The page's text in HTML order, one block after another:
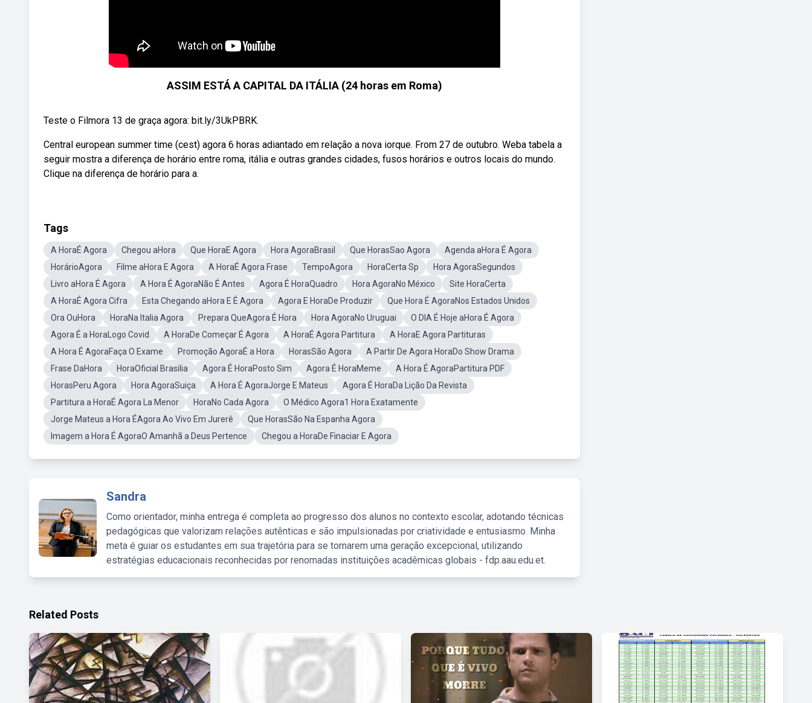
ASSIM ESTÁ A CAPITAL DA ITÁLIA (24 horas em Roma)
Teste o Filmora 13 de graça agora: bit.ly/3UkPBRK.
Central european summer time (cest) agora 6 horas adiantado em relação a nova iorque. From 27 de outubro. Weba tabela a
seguir mostra a diferença de horário entre roma, itália e outras grandes cidades, fusos horários e outros locais do mundo.
Clique na diferença de horário para a.
Tags
A HoraÉ Agora Chegou aHora Que HoraE Agora Hora AgoraBrasil Que HorasSao Agora
Agenda aHora É Agora
HorárioAgora
Filme aHora E Agora A HoraÉ Agora Frase TempoAgora HoraCerta Sp
Hora AgoraSegundos
Livro aHora É Agora
A Hora É AgoraNão É Antes Agora É HoraQuadro Hora AgoraNo México
Site HoraCerta
A HoraÉ Agora Cifra
Esta Chegando aHora E É Agora Agora E HoraDe Produzir
Que Hora É AgoraNos Estados Unidos
Ora OuHora
HoraNa Italia Agora Prepara QueAgora É Hora Hora AgoraNo Uruguai
O DIA É Hoje aHora É Agora
Agora É a HoraLogo Covid
A HoraDe Começar É Agora A HoraÉ Agora Partitura
A HoraE Agora Partituras
A Hora É AgoraFaça O Exame
Promoção AgoraÉ a Hora HorasSão Agora
A Partir De Agora HoraDo Show Drama
Frase DaHora
HoraOficial Brasilia Agora É HoraPosto Sim Agora É HoraMeme
A Hora É AgoraPartitura PDF
HorasPeru Agora
Hora AgoraSuiça A Hora É AgoraJorge E Mateus
Agora É HoraDa Lição Da Revista
Partitura a HoraÉ Agora La Menor
HoraNo Cada Agora
O Médico Agora1 Hora Exatamente
Jorge Mateus a Hora ÉAgora Ao Vivo Em Jurerê
Que HorasSão Na Espanha Agora
Imagem a Hora É AgoraO Amanhã a Deus Pertence
Chegou a HoraDe Finaciar E Agora
Sandra
Como orientador, minha entrega é completa ao progresso dos alunos no contexto escolar, adotando técnicas
pedagógicas que valorizam relações autênticas e são impulsionadas por criatividade e entusiasmo. Minha
meta é guiar os estudantes em sua trajetória para se tornarem uma geração excepcional, utilizando
estratégias educacionais reconhecidas por renomadas instituições acadêmicas globais - fdp.aau.edu.et.
Related Posts